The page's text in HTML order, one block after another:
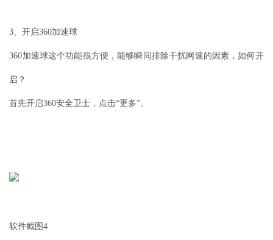
3、开启360加速球
360加速球这个功能很方便，能够瞬间排除干扰网速的因素，如何开
启？
首先开启360安全卫士，点击“更多”。
软件截图4